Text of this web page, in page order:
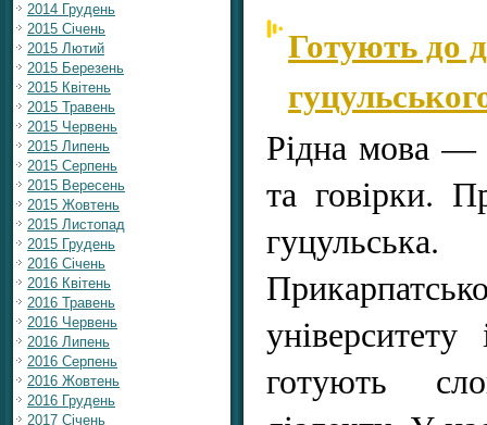
2014 Грудень
2015 Січень
2015 Лютий
2015 Березень
2015 Квітень
2015 Травень
2015 Червень
2015 Липень
2015 Серпень
2015 Вересень
2015 Жовтень
2015 Листопад
2015 Грудень
2016 Січень
2016 Квітень
2016 Травень
2016 Червень
2016 Липень
2016 Серпень
2016 Жовтень
2016 Грудень
2017 Січень
Готують до
Рідна мова —
та говірки.
готують